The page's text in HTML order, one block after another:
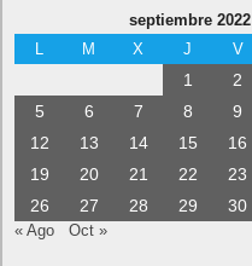
septiembre 2022
L
M X J V
1 2
5
6 7 8 9
12
13 14 15 16
19
20 21 22 23
26
27 28 29 30
« Ago Oct »